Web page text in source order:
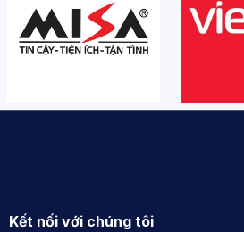
Kết nối với chúng tôi